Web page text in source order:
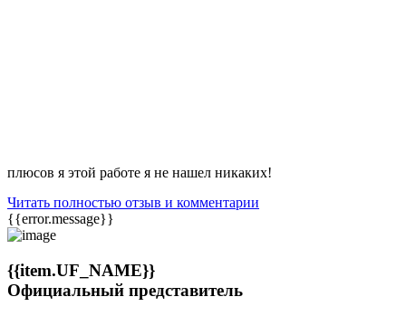
плюсов я этой работе я не нашел никаких!
Читать полностью отзыв и комментарии
{{error.message}}
{{item.UF_NAME}}
Официальный представитель